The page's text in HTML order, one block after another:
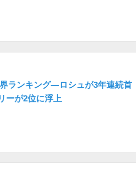
界ランキング―ロシュが3年連続首
ーが2位に浮上